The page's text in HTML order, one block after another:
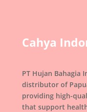
Cahya
PT Hujan Bahagia
distributor of
providing high-
that support